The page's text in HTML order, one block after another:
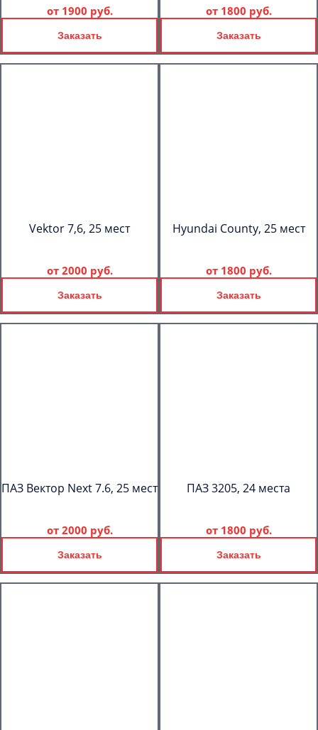
от 1900 руб.
Заказать
от 1800 руб.
Заказать
Vektor 7,6, 25 мест
от 2000 руб.
Заказать
Hyundai County, 25 мест
от 1800 руб.
Заказать
ПАЗ Вектор Next 7.6, 25 мест
от 2000 руб.
Заказать
ПАЗ 3205, 24 места
от 1800 руб.
Заказать